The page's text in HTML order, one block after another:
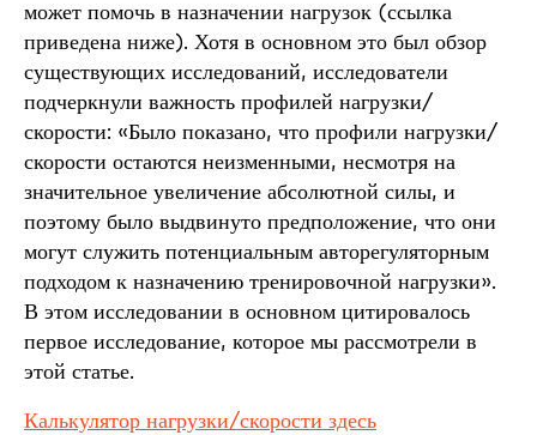
может помочь в назначении нагрузок (ссылка
приведена ниже). Хотя в основном это был обзор
существующих исследований, исследователи
подчеркнули важность профилей нагрузки/
скорости: «Было показано, что профили нагрузки/
скорости остаются неизменными, несмотря на
значительное увеличение абсолютной силы, и
поэтому было выдвинуто предположение, что они
могут служить потенциальным авторегуляторным
подходом к назначению тренировочной нагрузки».
В этом исследовании в основном цитировалось
первое исследование, которое мы рассмотрели в
этой статье.
Калькулятор нагрузки/скорости здесь